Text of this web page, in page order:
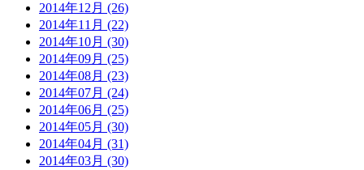
2014年12月 (26)
2014年11月 (22)
2014年10月 (30)
2014年09月 (25)
2014年08月 (23)
2014年07月 (24)
2014年06月 (25)
2014年05月 (30)
2014年04月 (31)
2014年03月 (30)